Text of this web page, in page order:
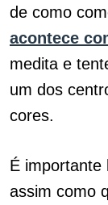
de como
acontece
medita e
um dos
cores.
É importante
assim como